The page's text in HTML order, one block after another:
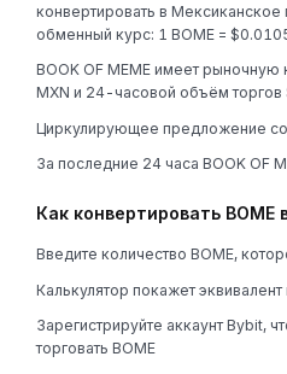
конвертировать в
обменный курс: 1 BOME =
BOOK OF MEME имеет
MXN и 24-часовой объём торгов
Циркулирующее предложение
За последние 24 часа BOOK OF
Как конвертировать BOME
Введите количество BOME,
Калькулятор покажет эквивалент
Зарегистрируйте аккаунт Bybit,
торговать BOME